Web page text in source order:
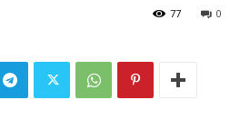
0
77